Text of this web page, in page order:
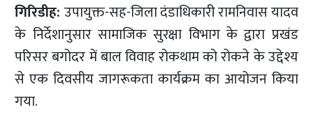
गिरिडीह: उपायुक्त-सह-जिला दंडाधिकारी रामनिवास यादव
के निर्देशानुसार सामाजिक सुरक्षा विभाग के द्वारा प्रखंड
परिसर बगोदर में बाल विवाह रोकथाम को रोकने के उद्देश्य
से एक दिवसीय जागरूकता कार्यक्रम का आयोजन किया
गया.